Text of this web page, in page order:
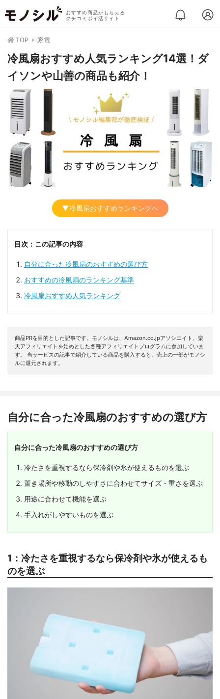
おすすめ商品がもらえる
クチコミポイ活サイト
TOP 家電
冷風扇おすすめ人気ランキング14選！ダ
イソンや山善の商品も紹介！
▼冷風扇おすすめランキングへ
目次：この記事の内容
自分に合った冷風扇のおすすめの選び方
おすすめの冷風扇のランキング基準
冷風扇おすすめ人気ランキング
商品PRを目的とした記事です。モノシルは、Amazon.co.jpアソシエイト、楽
天アフィリエイトを始めとした各種アフィリエイトプログラムに参加していま
す。 当サービスの記事で紹介している商品を購入すると、売上の一部がモノシ
ルに還元されます。
自分に合った冷風扇のおすすめの選び方
自分に合った冷風扇のおすすめの選び方
冷たさを重視するなら保冷剤や氷が使えるものを選ぶ
置き場所や移動のしやすさに合わせてサイズ・重さを選ぶ
用途に合わせて機能を選ぶ
手入れがしやすいものを選ぶ
1：冷たさを重視するなら保冷剤や氷が使えるも
のを選ぶ